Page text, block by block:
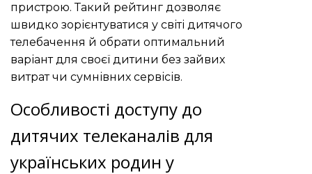
пристрою. Такий рейтинг дозволяє
швидко зорієнтуватися у світі дитячого
телебачення й обрати оптимальний
варіант для своєї дитини без зайвих
витрат чи сумнівних сервісів.
Особливості доступу до
дитячих телеканалів для
українських родин у